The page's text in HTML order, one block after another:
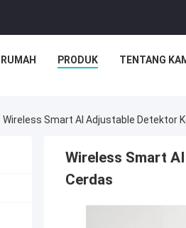
RUMAH PRODUK TENTANG
Wireless Smart AI Adjustable Detektor
Wireless Smart
Cerdas